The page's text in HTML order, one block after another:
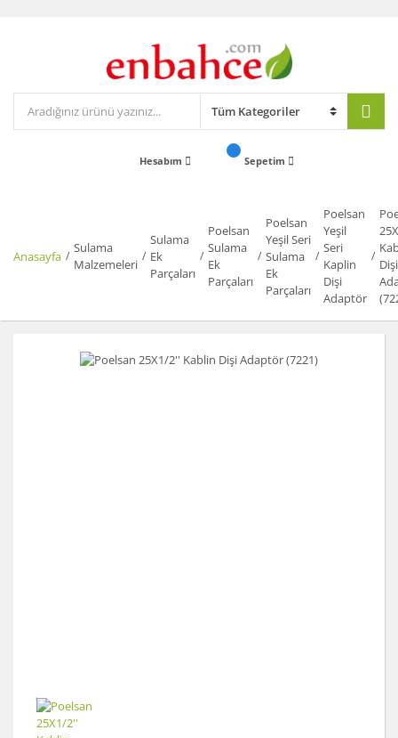
Hesabım Sepetim
Anasayfa
Sulama
Malzemeleri
Sulama
Ek
Parçaları
Poelsan
Sulama
Ek
Parçaları
Poelsan
Yeşil Seri
Sulama
Ek
Parçaları
Poelsan
Yeşil
Seri
Kaplin
Dişi
Adaptör
Dişi